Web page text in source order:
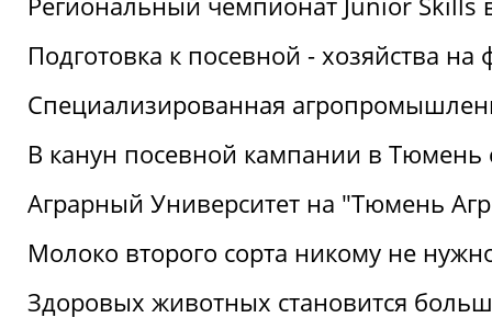
Подготовка к посевной - хозяйства
Специализированная
В канун посевной кампании в Тюмень
Аграрный Университет на "Тюмень
Молоко второго сорта никому не
Здоровых животных становится